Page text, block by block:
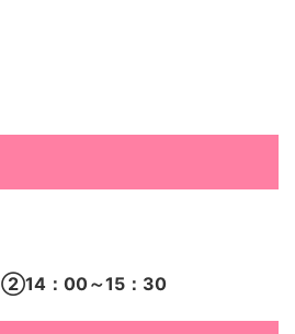
②14：00～15：30